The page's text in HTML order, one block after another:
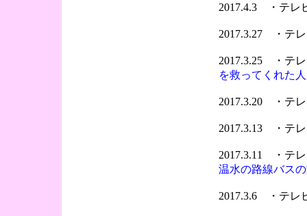
2017.4.3 ・テレ
2017.3.27 ・テ
2017.3.25 ・テ
を救ってくれた
2017.3.20 ・テ
2017.3.13 ・テ
2017.3.11 ・テ
温水の路線バス
2017.3.6 ・テレ